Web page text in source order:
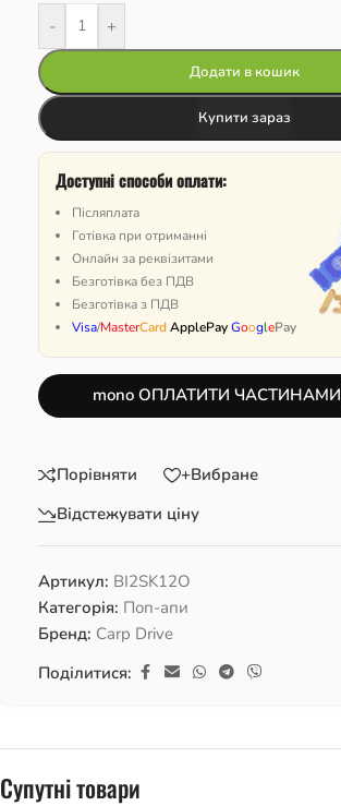
- +
Додати в кошик
Купити зараз
Доступні способи оплати:
Післяплата
Готівка при отриманні
Онлайн за реквізитами
Безготівка без ПДВ
Безготівка з ПДВ
Visa/MasterCardApplePayGooglePay
mono ОПЛАТИТИ ЧАСТИНАМИ
Порівняти
+Вибране
Відстежувати ціну
Артикул: BI2SK12O
Категорія: Поп-апи
Бренд: Carp Drive
Поділитися:
Супутні товари